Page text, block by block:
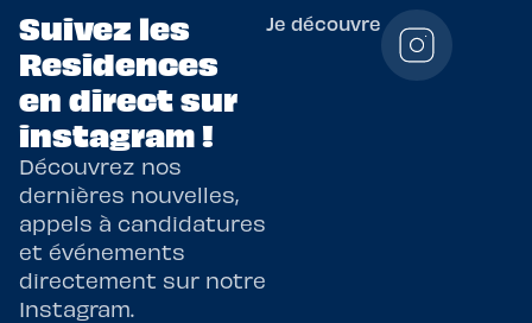
Suivez les
Residences
en direct sur
instagram !
Découvrez nos
dernières nouvelles,
appels à candidatures
et événements
directement sur notre
Instagram.
Je découvre